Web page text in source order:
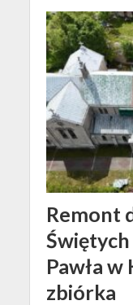
Remont
Pawła
zbiórka